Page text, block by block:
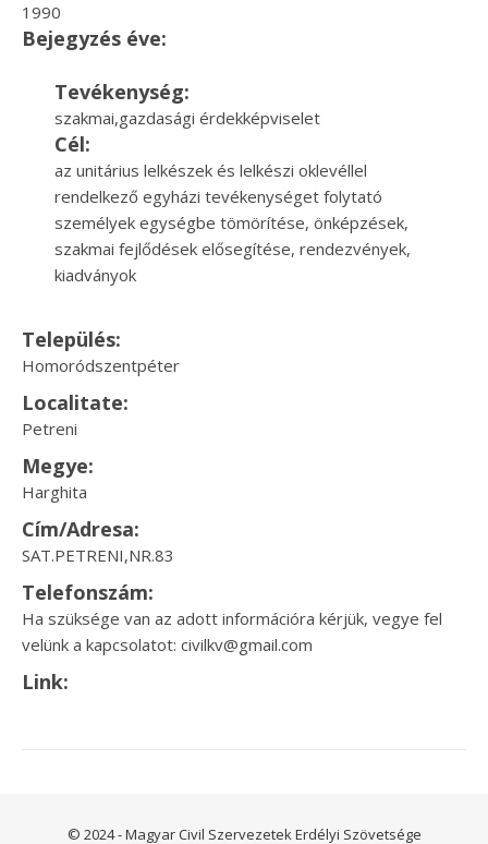
1990
Bejegyzés éve:
Tevékenység:
szakmai,gazdasági érdekképviselet
Cél:
az unitárius lelkészek és lelkészi oklevéllel
rendelkező egyházi tevékenységet folytató
személyek egységbe tömörítése, önképzések,
szakmai fejlődések elősegítése, rendezvények,
kiadványok
Település:
Homoródszentpéter
Localitate:
Petreni
Megye:
Harghita
Cím/Adresa:
SAT.PETRENI,NR.83
Telefonszám:
Ha szüksége van az adott információra kérjük, vegye fel
velünk a kapcsolatot: civilkv@gmail.com
Link:
© 2024 - Magyar Civil Szervezetek Erdélyi Szövetsége